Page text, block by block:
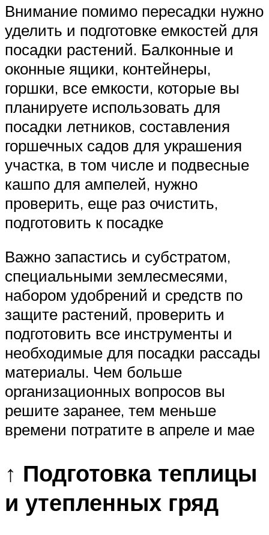
Внимание помимо пересадки нужно
уделить и подготовке емкостей для
посадки растений. Балконные и
оконные ящики, контейнеры,
горшки, все емкости, которые вы
планируете использовать для
посадки летников, составления
горшечных садов для украшения
участка, в том числе и подвесные
кашпо для ампелей, нужно
проверить, еще раз очистить,
подготовить к посадке
Важно запастись и субстратом,
специальными землесмесями,
набором удобрений и средств по
защите растений, проверить и
подготовить все инструменты и
необходимые для посадки рассады
материалы. Чем больше
организационных вопросов вы
решите заранее, тем меньше
времени потратите в апреле и мае
↑ Подготовка теплицы
и утепленных гряд